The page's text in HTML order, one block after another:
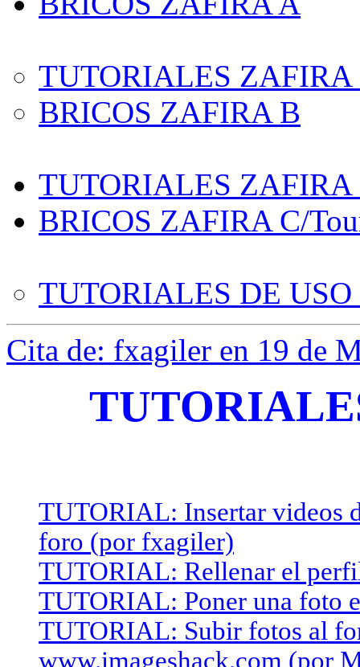
TUTORIALES ZAFIRA
BRICOS ZAFIRA B
TUTORIALES ZAFIRA
BRICOS ZAFIRA C/
TUTORIALES DE USO
Cita de: fxagiler en 19 de
TUTORIAL: Insertar videos
foro (por fxagiler)
TUTORIAL: Rellenar el
TUTORIAL: Poner una foto
TUTORIAL: Subir fotos al
www.imageshack.com (por